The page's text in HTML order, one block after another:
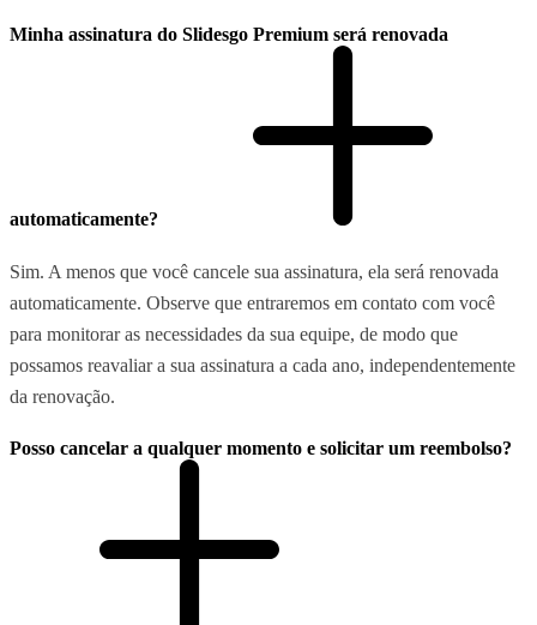
Minha assinatura do Slidesgo Premium será renovada
automaticamente?
Sim. A menos que você cancele sua assinatura, ela será renovada
automaticamente. Observe que entraremos em contato com você
para monitorar as necessidades da sua equipe, de modo que
possamos reavaliar a sua assinatura a cada ano, independentemente
da renovação.
Posso cancelar a qualquer momento e solicitar um reembolso?